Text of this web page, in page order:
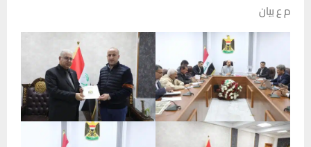
م ع بيان